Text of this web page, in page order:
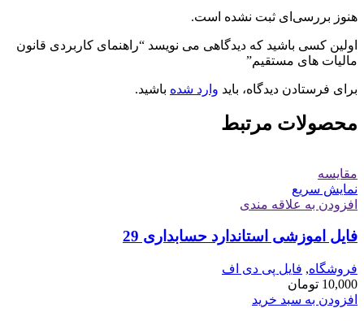
هنوز بررسی‌ای ثبت نشده است.
اولین کسی باشید که دیدگاهی می نویسد “راهنمای کاربردی قانون
مالیات های مستقیم”
برای فرستادن دیدگاه، باید وارد شده باشید.
محصولات مرتبط
مقايسه
نمایش سریع
افزودن به علاقه مندی
فایل اموزشی استاندارد حسابداری 29
فروشگاه, فایل پی دی اف
10,000 تومان
افزودن به سبد خرید